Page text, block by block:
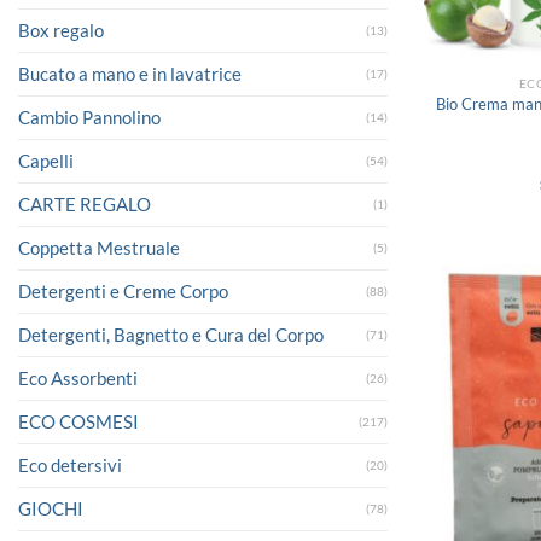
Box regalo (13)
Bucato a mano e in lavatrice (17)
Cambio Pannolino (14)
Capelli (54)
CARTE REGALO (1)
Coppetta Mestruale (5)
Detergenti e Creme Corpo (88)
Detergenti, Bagnetto e Cura del Corpo (71)
Eco Assorbenti (26)
ECO COSMESI (217)
Eco detersivi (20)
GIOCHI (78)
Bio Crema